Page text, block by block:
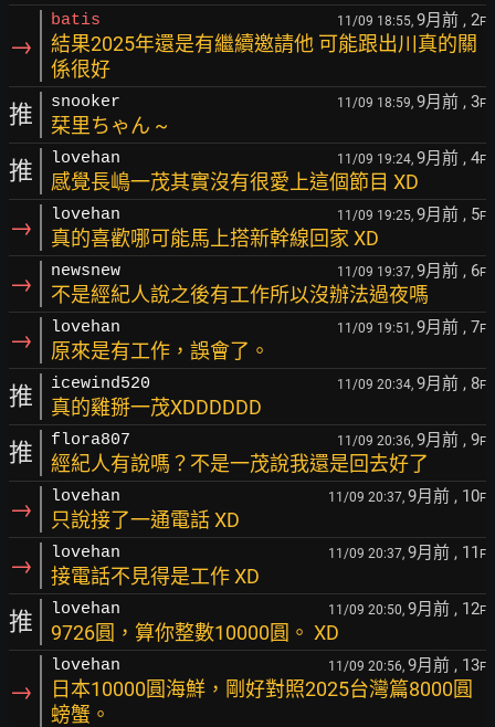
→
batis 11/09 18:55, 9月前 , 2F
結果2025年還是有繼續邀請他 可能跟出川真的關
係很好
推 snooker 11/09 18:59, 9月前 , 3F
栞里ちゃん ~
推 lovehan 11/09 19:24, 9月前 , 4F
感覺長嶋一茂其實沒有很愛上這個節目 XD
→ lovehan 11/09 19:25, 9月前 , 5F
真的喜歡哪可能馬上搭新幹線回家 XD
→ newsnew 11/09 19:37, 9月前 , 6F
不是經紀人說之後有工作所以沒辦法過夜嗎
→ lovehan 11/09 19:51, 9月前 , 7F
原來是有工作，誤會了。
推 icewind520 11/09 20:34, 9月前 , 8F
真的雞掰一茂XDDDDDD
推 flora807 11/09 20:36, 9月前 , 9F
經紀人有說嗎？不是一茂說我還是回去好了
→ lovehan 11/09 20:37, 9月前 , 10F
只說接了一通電話 XD
→ lovehan 11/09 20:37, 9月前 , 11 F
接電話不見得是工作 XD
推 lovehan 11/09 20:50, 9月前 , 12F
9726圓，算你整數10000圓。 XD
→
lovehan 11/09 20:56, 9月前 , 13F
日本10000圓海鮮，剛好對照2025台灣篇8000圓
螃蟹。